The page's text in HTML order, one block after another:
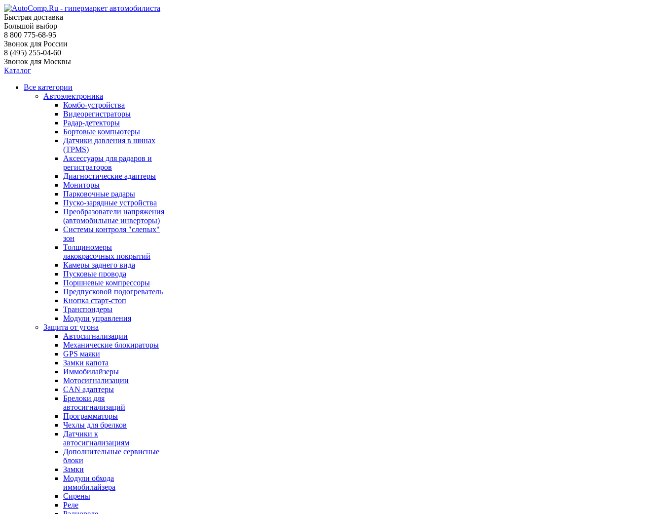
Быстрая доставка
Большой выбор
8 800 775-68-95
Звонок для России
8 (495) 255-04-60
Звонок для Москвы
Каталог
Все категории
Автоэлектроника
Комбо-устройства
Видеорегистраторы
Радар-детекторы
Бортовые компьютеры
Датчики давления в шинах
(TPMS)
Аксессуары для радаров и
регистраторов
Диагностические адаптеры
Мониторы
Парковочные радары
Пуско-зарядные устройства
Преобразователи напряжения
(автомобильные инверторы)
Системы контроля "слепых"
зон
Толщиномеры
лакокрасочных покрытий
Камеры заднего вида
Пусковые провода
Поршневые компрессоры
Предпусковой подогреватель
Кнопка старт-стоп
Транспондеры
Модули управления
Защита от угона
Автосигнализации
Механические блoкираторы
GPS маяки
Замки капота
Иммобилайзеры
Мотосигнализации
CAN адаптеры
Брелоки для
автосигнализаций
Программаторы
Чехлы для брелков
Датчики к
автосигнализациям
Дополнительные сервисные
блоки
Замки
Модули обхода
иммобилайзера
Сирены
Реле